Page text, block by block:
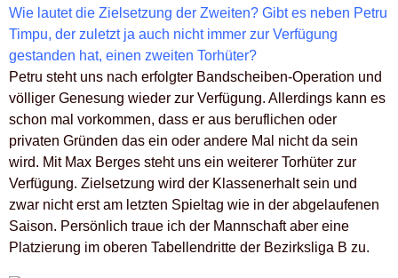
Wie lautet die Zielsetzung der Zweiten? Gibt es neben Petru
Timpu, der zuletzt ja auch nicht immer zur Verfügung
gestanden hat, einen zweiten Torhüter?
Petru steht uns nach erfolgter Bandscheiben-Operation und
völliger Genesung wieder zur Verfügung. Allerdings kann es
schon mal vorkommen, dass er aus beruflichen oder
privaten Gründen das ein oder andere Mal nicht da sein
wird. Mit Max Berges steht uns ein weiterer Torhüter zur
Verfügung. Zielsetzung wird der Klassenerhalt sein und
zwar nicht erst am letzten Spieltag wie in der abgelaufenen
Saison. Persönlich traue ich der Mannschaft aber eine
Platzierung im oberen Tabellendritte der Bezirksliga B zu.